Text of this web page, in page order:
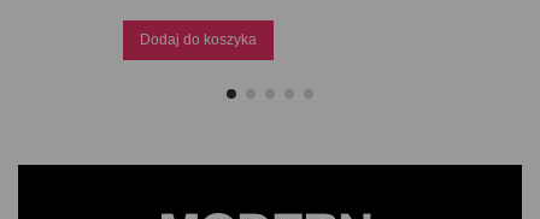
Dodaj do koszyka